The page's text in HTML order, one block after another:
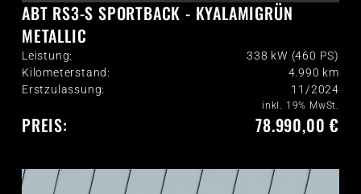
ABT RS3-S SPORTBACK - KYALAMIGRÜN
METALLIC
Leistung:
338 kW (460 PS)
Kilometerstand:
4.990 km
Erstzulassung:
11/2024
PREIS:
inkl. 19% MwSt.
78.990,00 €